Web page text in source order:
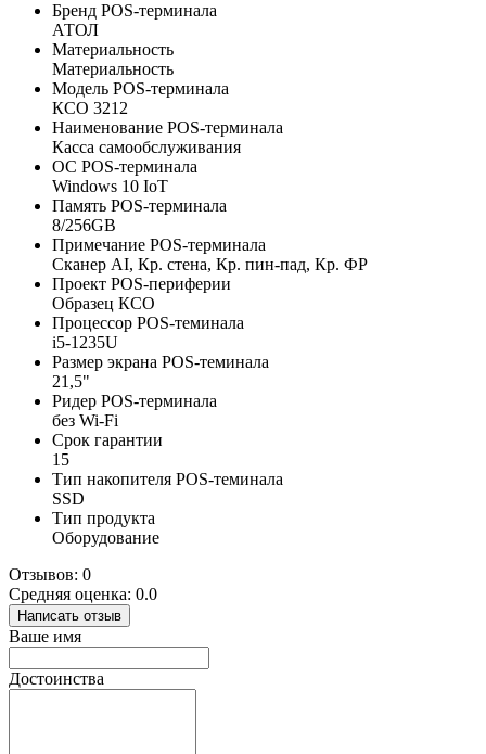
Бренд POS-терминала
АТОЛ
Материальность
Материальность
Модель POS-терминала
КСО 3212
Наименование POS-терминала
Касса самообслуживания
ОС POS-терминала
Windows 10 IoT
Память POS-терминала
8/256GB
Примечание POS-терминала
Сканер AI, Кр. стена, Кр. пин-пад, Кр. ФР
Проект POS-периферии
Образец КСО
Процессор POS-теминала
i5-1235U
Размер экрана POS-теминала
21,5"
Ридер POS-терминала
без Wi-Fi
Срок гарантии
15
Тип накопителя POS-теминала
SSD
Тип продукта
Оборудование
Отзывов: 0
Средняя оценка: 0.0
Написать отзыв
Ваше имя
Достоинства